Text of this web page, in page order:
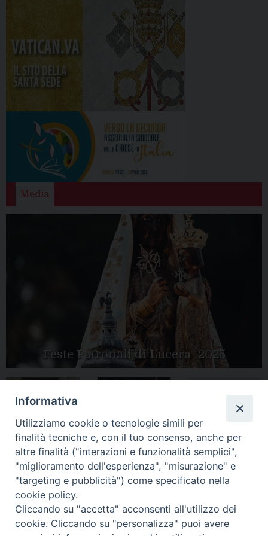
Media
Feste Patronali di Lucera- 2025
Apertura Anno
Giubilare 2025
Peregrinatio
Mariae in Diocesi
Tutte le gallery
CONTATTI:
LUCERA: Piazza Duomo, 13 - 71036 Lucera (FG) − tel.
0881/520882 - e-mail: info@diocesiluceratroia.itSegreteria del
Vescovo
: tel/fax 0881/522244 - e-mail:
Informativa
Utilizziamo cookie o tecnologie simili per
finalità tecniche e, con il tuo consenso, anche per
altre finalità ("interazioni e funzionalità semplici",
"miglioramento dell'esperienza", "misurazione" e
"targeting e pubblicità") come specificato nella
cookie policy.
Cliccando su "accetta" acconsenti all'utilizzo dei
cookie. Cliccando su "personalizza" puoi avere